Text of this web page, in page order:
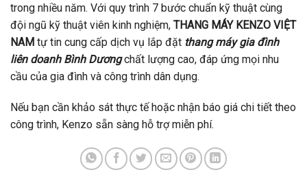
trong nhiều năm. Với quy trình 7 bước chuẩn kỹ thuật cùng
đội ngũ kỹ thuật viên kinh nghiệm, THANG MÁY KENZO VIỆT
NAM tự tin cung cấp dịch vụ lắp đặt thang máy gia đình
liên doanh Bình Dươngchất lượng cao, đáp ứng mọi nhu
cầu của gia đình và công trình dân dụng.
Nếu bạn cần khảo sát thực tế hoặc nhận báo giá chi tiết theo
công trình, Kenzo sẵn sàng hỗ trợ miễn phí.